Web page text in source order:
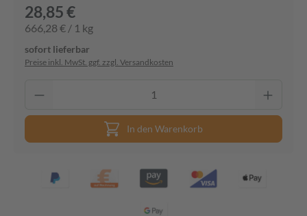
28,85 €
666,28 € / 1 kg
sofort lieferbar
Preise inkl. MwSt. ggf. zzgl. Versandkosten
In den Warenkorb